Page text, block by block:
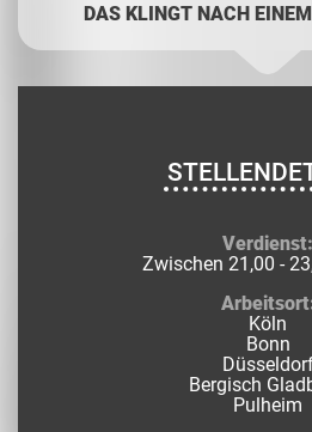
DAS KLINGT NACH
Verdienst:
Zwischen 21,00 -
Köln
Bonn
Bergisch
Pulheim